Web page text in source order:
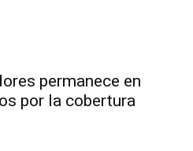
permanece en
por la cobertura